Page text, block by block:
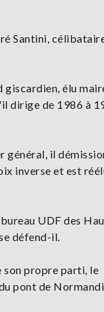
Santini,
élu
dirige de 1986 à
général, il
inverse et est
UDF des
défend-il.
son propre parti, le
pont de